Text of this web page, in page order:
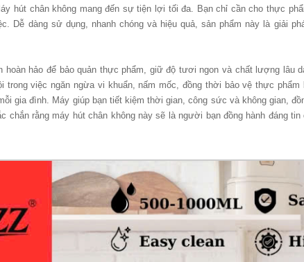
hút chân không mang đến sự tiện lợi tối đa. Bạn chỉ cần cho thực
Dễ dàng sử dụng, nhanh chóng và hiệu quả, sản phẩm này là giải
hoàn hảo để bảo quản thực phẩm, giữ độ tươi ngon và chất lượng lâu
trong việc ngăn ngừa vi khuẩn, nấm mốc, đồng thời bảo vệ thực
gia đình. Máy giúp bạn tiết kiệm thời gian, công sức và không gian,
chắn rằng máy hút chân không này sẽ là người bạn đồng hành đáng